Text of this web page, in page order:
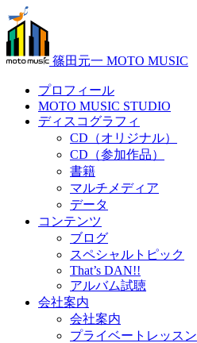
篠田元一 MOTO MUSIC
プロフィール
MOTO MUSIC STUDIO
ディスコグラフィ
CD（オリジナル）
CD（参加作品）
書籍
マルチメディア
データ
コンテンツ
ブログ
スペシャルトピック
That’s DAN!!
アルバム試聴
会社案内
会社案内
プライベートレッスン